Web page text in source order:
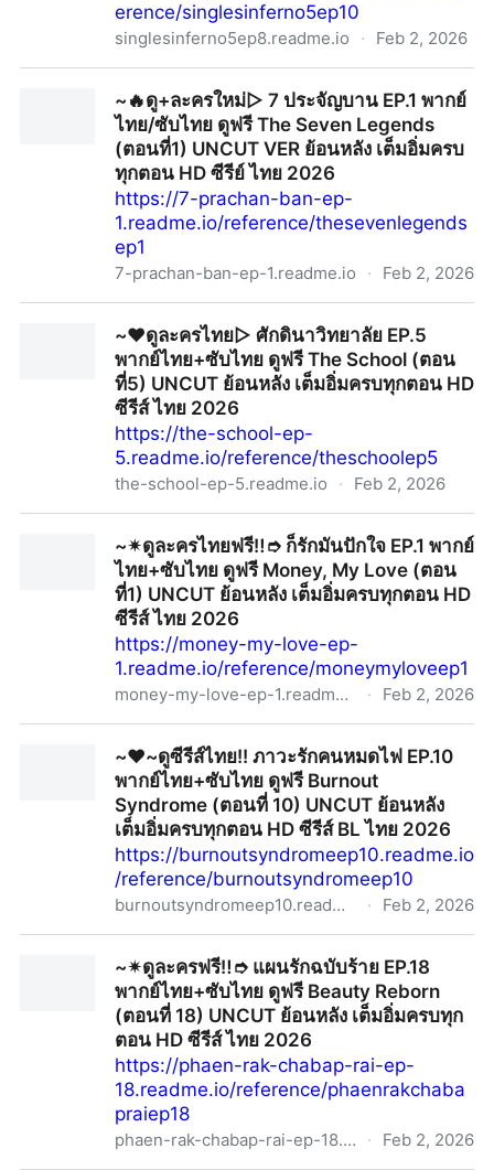
erence/singlesinferno5ep10
singlesinferno5ep8.readme.io · Feb 2, 2026
โสดตกนรก 5 EP.8-9-10 พากย์ไทย+ซับไทย ดูฟรี Single's
Inferno 5 (ตอนที่ 8-9-10) UNCUT ย้อนหลัง เต็มอิ่มครบ
ทุกตอน HD ซีรีส์ ไทย 2026
~🔥ดู+ละครใหม่▷ 7 ประจัญบาน EP.1 พากย์
ไทย/ซับไทย ดูฟรี The Seven Legends
(ตอนที่1) UNCUT VER ย้อนหลัง เต็มอิ่มครบ
ทุกตอน HD ซีรีย์ ไทย 2026
https://7-prachan-ban-ep-
1.readme.io/reference/thesevenlegends
ep1
7-prachan-ban-ep-1.readme.io · Feb 2, 2026
ฟรี The Seven Legends (ตอนที่1) UNCUT VER ย้อนหลัง
เต็มอิ่มครบทุกตอน HD ซีรีย์ ไทย 2026
~❤️ดูละครไทย▷ ศักดินาวิทยาลัย EP.5
พากย์ไทย+ซับไทย ดูฟรี The School (ตอน
ที่5) UNCUT ย้อนหลัง เต็มอิ่มครบทุกตอน HD
ซีรีส์ ไทย 2026
https://the-school-ep-
5.readme.io/reference/theschoolep5
the-school-ep-5.readme.io · Feb 2, 2026
ดูฟรี The School (ตอนที่5) UNCUT ย้อนหลัง เต็มอิ่มครบ
ทุกตอน HD ซีรีส์ ไทย 2026
~✴ดูละครไทยฟรี‼️➮ ก็รักมันปักใจ EP.1 พากย์
ไทย+ซับไทย ดูฟรี Money, My Love (ตอน
ที่1) UNCUT ย้อนหลัง เต็มอิ่มครบทุกตอน HD
ซีรีส์ ไทย 2026
https://money-my-love-ep-
1.readme.io/reference/moneymyloveep1
money-my-love-ep-1.readme.io · Feb 2, 2026
ดูฟรี Money, My Love (ตอนที่1) UNCUT ย้อนหลัง เต็มอิ่ม
ครบทุกตอน HD ซีรีส์ ไทย 2026
~❤️~ดูซีรีส์ไทย!! ภาวะรักคนหมดไฟ EP.10
พากย์ไทย+ซับไทย ดูฟรี Burnout
Syndrome (ตอนที่ 10) UNCUT ย้อนหลัง
เต็มอิ่มครบทุกตอน HD ซีรีส์ BL ไทย 2026
https://burnoutsyndromeep10.readme.io
/reference/burnoutsyndromeep10
burnoutsyndromeep10.readme.io · Feb 2, 2026
ไทย ดูฟรี Burnout Syndrome (ตอนที่ 10) UNCUT ย้อน
หลัง เต็มอิ่มครบทุกตอน HD ซีรีส์ BL ไทย 2026
~✴ดูละครฟรี‼️➮ แผนรักฉบับร้าย EP.18
พากย์ไทย+ซับไทย ดูฟรี Beauty Reborn
(ตอนที่ 18) UNCUT ย้อนหลัง เต็มอิ่มครบทุก
ตอน HD ซีรีส์ ไทย 2026
https://phaen-rak-chabap-rai-ep-
18.readme.io/reference/phaenrakchaba
praiep18
phaen-rak-chabap-rai-ep-18.readme.io · Feb 2, 2026